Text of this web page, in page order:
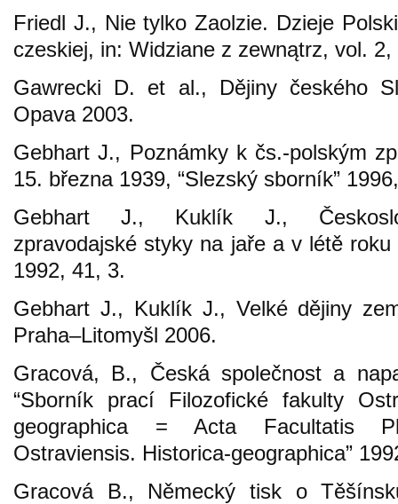
Friedl J., Nie tylko Zaolzie. Dzieje
czeskiej, in: Widziane z zewnątrz, vol. 2,
Gawrecki D. et al., Dějiny českého
Opava 2003.
Gebhart J., Poznámky k čs.-polským
15. března 1939, “Slezský sborník”
Gebhart J., Kuklík J.,
zpravodajské styky na jaře a v létě roku
1992, 41, 3.
Gebhart J., Kuklík J., Velké dějiny
Praha–Litomyšl 2006.
Gracová, B., Česká společnost a
“Sborník prací Filozofické fakulty
geographica = Acta Facultatis
Ostraviensis. Historica-geographica”
Gracová B., Německý tisk o